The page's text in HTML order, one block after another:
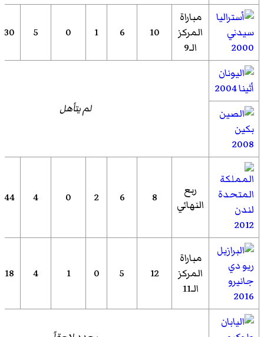
سيدني
2000
مباراة
المركز
الـ9
10
6
1
0
5
130
أثينا 2004
لم يتأهل
بكين
2008
لندن
2012
ربع
النهائي
8
6
2
0
4
144
ريو دي
جانيرو
2016
مباراة
المركز
الـ11
12
5
0
1
4
118